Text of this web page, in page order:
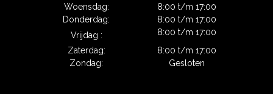
Woensdag:
8:00 t/m 17:00
Donderdag:
8:00 t/m 17:00
Vrijdag :
8:00 t/m 17:00
Zaterdag:
8:00 t/m 17:00
Zondag:
Gesloten